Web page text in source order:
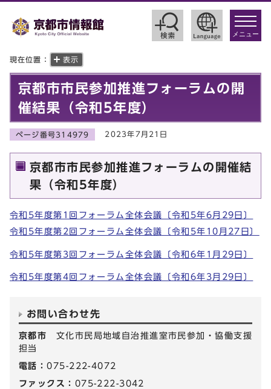
toggle
メニュー
現在位置： 表示
京都市市民参加推進フォーラムの開
催結果（令和5年度）
ページ番号314979 2023年7月21日
京都市市民参加推進フォーラムの開催結
果（令和5年度）
令和5年度第1回フォーラム全体会議〔令和5年6月29日〕
令和5年度第2回フォーラム全体会議〔令和5年10月27日〕
令和5年度第3回フォーラム全体会議〔令和6年1月29日〕
令和5年度第4回フォーラム全体会議〔令和6年3月29日〕
お問い合わせ先
京都市 文化市民局地域自治推進室市民参加・協働支援
担当
電話：075-222-4072
ファックス： 075-222-3042